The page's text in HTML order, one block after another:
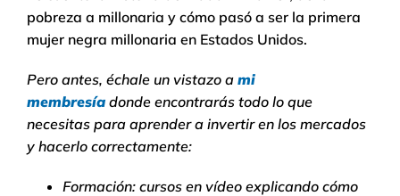
pobreza a millonaria y cómo pasó a ser la primera
mujer negra millonaria en Estados Unidos.
Pero antes, échale un vistazo a mi
membresía donde encontrarás todo lo que
necesitas para aprender a invertir en los mercados
y hacerlo correctamente:
Formación: cursos en vídeo explicando cómo